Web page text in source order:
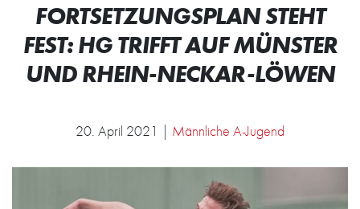
FORTSETZUNGSPLAN STEHT
FEST: HG TRIFFT AUF MÜNSTER
UND RHEIN-NECKAR-LÖWEN
20. April 2021 | Männliche A-Jugend